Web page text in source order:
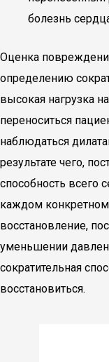
болезнь
Оценка
определению
высокая нагрузка
переноситься
наблюдаться
результате чего,
способность всего
каждом конкретном
восстановление,
уменьшении
сократительная
восстановиться.